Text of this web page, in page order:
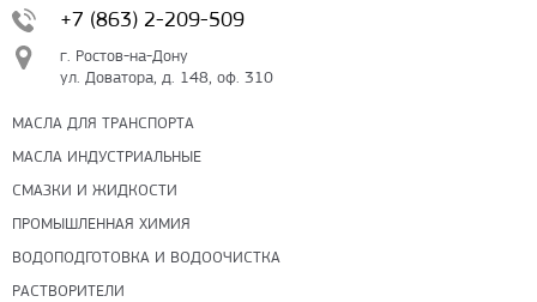
+7 (863) 2-209-509
г. Ростов-на-Дону
ул. Доватора, д. 148, оф. 310
МАСЛА ДЛЯ ТРАНСПОРТА
МАСЛА ИНДУСТРИАЛЬНЫЕ
СМАЗКИ И ЖИДКОСТИ
ПРОМЫШЛЕННАЯ ХИМИЯ
ВОДОПОДГОТОВКА И ВОДООЧИСТКА
РАСТВОРИТЕЛИ